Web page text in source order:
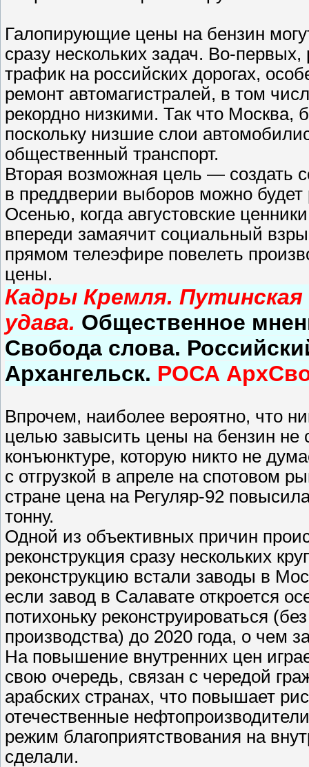
Галопирующие цены на бензин
сразу нескольких задач. Во-
трафик на российских дорогах,
ремонт автомагистралей, в том
рекордно низкими. Так что Москва,
поскольку низшие слои
общественный транспорт.
Вторая возможная цель — создать
в преддверии выборов можно
Осенью, когда августовские
впереди замаячит социальный
прямом телеэфире повелеть
цены.
Кадры Кремля. Путинская
удава. Общественное
Свобода слова.
Архангельск. РОСА
Впрочем, наиболее вероятно, что
целью завысить цены на бензин не
конъюнктуре, которую никто не
с отгрузкой в апреле на спотовом
стране цена на Регуляр-92
тонну.
Одной из объективных причин
реконструкция сразу нескольких
реконструкцию встали заводы в
если завод в Салавате откроется
потихоньку реконструироваться
производства) до 2020 года, о чем
На повышение внутренних цен
свою очередь, связан с чередой
арабских странах, что повышает
отечественные
режим благоприятствования на
сделали.